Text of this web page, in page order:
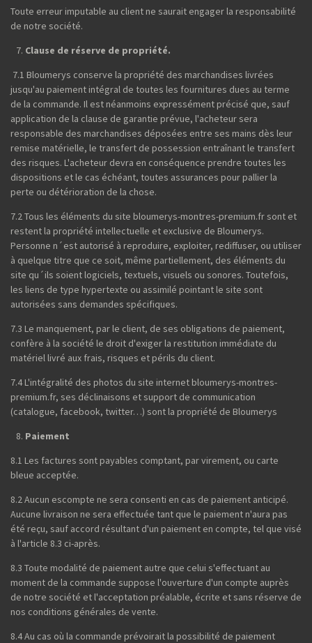
Toute erreur imputable au client ne saurait engager la responsabilité
de notre société.
Clause de réserve de propriété.
7.1 Bloumerys conserve la propriété des marchandises livrées
jusqu'au paiement intégral de toutes les fournitures dues au terme
de la commande. Il est néanmoins expressément précisé que, sauf
application de la clause de garantie prévue, l'acheteur sera
responsable des marchandises déposées entre ses mains dès leur
remise matérielle, le transfert de possession entraînant le transfert
des risques. L'acheteur devra en conséquence prendre toutes les
dispositions et le cas échéant, toutes assurances pour pallier la
perte ou détérioration de la chose.
7.2 Tous les éléments du site bloumerys-montres-premium.fr sont et
restent la propriété intellectuelle et exclusive de Bloumerys.
Personne n´est autorisé à reproduire, exploiter, rediffuser, ou utiliser
à quelque titre que ce soit, même partiellement, des éléments du
site qu´ils soient logiciels, textuels, visuels ou sonores. Toutefois,
les liens de type hypertexte ou assimilé pointant le site sont
autorisées sans demandes spécifiques.
7.3 Le manquement, par le client, de ses obligations de paiement,
confère à la société le droit d'exiger la restitution immédiate du
matériel livré aux frais, risques et périls du client.
7.4 L'intégralité des photos du site internet bloumerys-montres-
premium.fr, ses déclinaisons et support de communication
(catalogue, facebook, twitter…) sont la propriété de Bloumerys
Paiement
8.1 Les factures sont payables comptant, par virement, ou carte
bleue acceptée.
8.2 Aucun escompte ne sera consenti en cas de paiement anticipé.
Aucune livraison ne sera effectuée tant que le paiement n'aura pas
été reçu, sauf accord résultant d'un paiement en compte, tel que visé
à l'article 8.3 ci-après.
8.3 Toute modalité de paiement autre que celui s'effectuant au
moment de la commande suppose l'ouverture d'un compte auprès
de notre société et l'acceptation préalable, écrite et sans réserve de
nos conditions générales de vente.
8.4 Au cas où la commande prévoirait la possibilité de paiement